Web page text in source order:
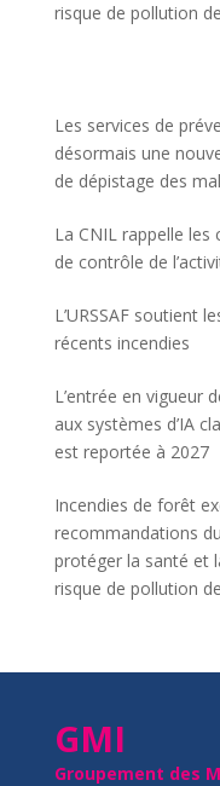
risque de pollution de
Les services de
désormais une
de dépistage des
La CNIL rappelle les
de contrôle de
L’URSSAF soutient
récents incendies
L’entrée en vigueur
aux systèmes d’IA
est reportée à 2027
Incendies de forêt
recommandations
protéger la santé et
risque de pollution de
GMI
Groupement des